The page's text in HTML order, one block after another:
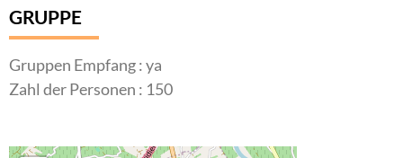
GRUPPE
Gruppen Empfang : ya
Zahl der Personen : 150